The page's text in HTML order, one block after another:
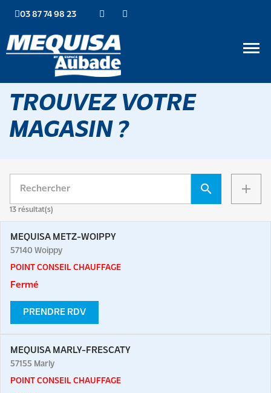
03 87 74 98 23
TROUVEZ VOTRE
MAGASIN ?
search add
13 résultat(s)
MEQUISA METZ-WOIPPY
57140 Woippy
POINT CONSEIL CHAUFFAGE
Fermé
PRENDRE RDV
MEQUISA MARLY-FRESCATY
57155 Marly
POINT CONSEIL CHAUFFAGE